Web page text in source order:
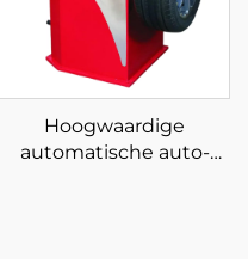
Hoogwaardige
automatische auto-